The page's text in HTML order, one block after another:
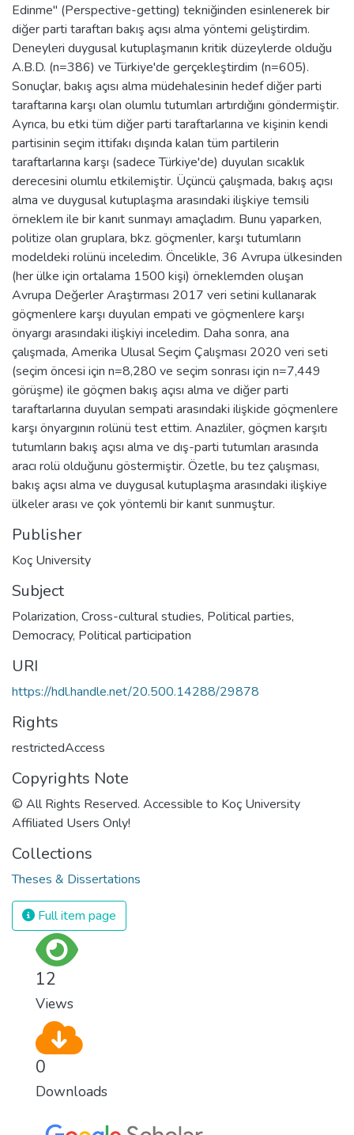
Edinme" (Perspective-getting) tekniğinden esinlenerek bir
diğer parti taraftarı bakış açısı alma yöntemi geliştirdim.
Deneyleri duygusal kutuplaşmanın kritik düzeylerde olduğu
A.B.D. (n=386) ve Türkiye'de gerçekleştirdim (n=605).
Sonuçlar, bakış açısı alma müdehalesinin hedef diğer parti
taraftarına karşı olan olumlu tutumları artırdığını göndermiştir.
Ayrıca, bu etki tüm diğer parti taraftarlarına ve kişinin kendi
partisinin seçim ittifakı dışında kalan tüm partilerin
taraftarlarına karşı (sadece Türkiye'de) duyulan sıcaklık
derecesini olumlu etkilemiştir. Üçüncü çalışmada, bakış açısı
alma ve duygusal kutuplaşma arasındaki ilişkiye temsili
örneklem ile bir kanıt sunmayı amaçladım. Bunu yaparken,
politize olan gruplara, bkz. göçmenler, karşı tutumların
modeldeki rolünü inceledim. Öncelikle, 36 Avrupa ülkesinden
(her ülke için ortalama 1500 kişi) örneklemden oluşan
Avrupa Değerler Araştırması 2017 veri setini kullanarak
göçmenlere karşı duyulan empati ve göçmenlere karşı
önyargı arasındaki ilişkiyi inceledim. Daha sonra, ana
çalışmada, Amerika Ulusal Seçim Çalışması 2020 veri seti
(seçim öncesi için n=8,280 ve seçim sonrası için n=7,449
görüşme) ile göçmen bakış açısı alma ve diğer parti
taraftarlarına duyulan sempati arasındaki ilişkide göçmenlere
karşı önyargının rolünü test ettim. Anazliler, göçmen karşıtı
tutumların bakış açısı alma ve dış-parti tutumları arasında
aracı rolü olduğunu göstermiştir. Özetle, bu tez çalışması,
bakış açısı alma ve duygusal kutuplaşma arasındaki ilişkiye
ülkeler arası ve çok yöntemli bir kanıt sunmuştur.
Publisher
Koç University
Subject
Polarization, Cross-cultural studies, Political parties,
Democracy, Political participation
URI
https://hdl.handle.net/20.500.14288/29878
Rights
restrictedAccess
Copyrights Note
© All Rights Reserved. Accessible to Koç University
Affiliated Users Only!
Collections
Theses & Dissertations
Full item page
12
Views
0
Downloads